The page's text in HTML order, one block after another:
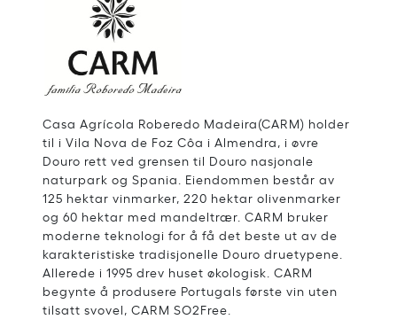
Casa Agrícola Roberedo Madeira(CARM) holder
til i Vila Nova de Foz Côa i Almendra, i øvre
Douro rett ved grensen til Douro nasjonale
naturpark og Spania. Eiendommen består av
125 hektar vinmarker, 220 hektar olivenmarker
og 60 hektar med mandeltrær. CARM bruker
moderne teknologi for å få det beste ut av de
karakteristiske tradisjonelle Douro druetypene.
Allerede i 1995 drev huset økologisk. CARM
begynte å produsere Portugals første vin uten
tilsatt svovel, CARM SO2Free.